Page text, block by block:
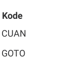
Kode
CUAN
GOTO